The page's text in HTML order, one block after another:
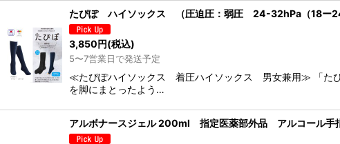
たぴぽ ハイソックス （圧迫圧：弱圧 24-32hPa（18ー
3,850円(税込)
5〜7営業日で発送予定
≪たぴぽハイソックス 着圧ハイソックス 男女兼用≫ 「たぴ
を脚にまとったよう…
アルボナースジェル 200ml 指定医薬部外品 アルコール手指